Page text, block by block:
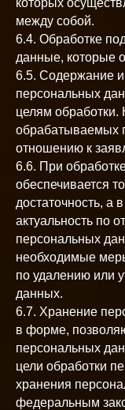
которых
между собой.
6.4. Обработке
данные, которые
6.5. Содержание
персональных
целям обработки.
обрабатываемых
отношению к
6.6. При
обеспечивается
достаточность, а
актуальность по
персональных
необходимые
по удалению или
данных.
6.7. Хранение
в форме,
персональных
цели обработки
хранения
федеральным